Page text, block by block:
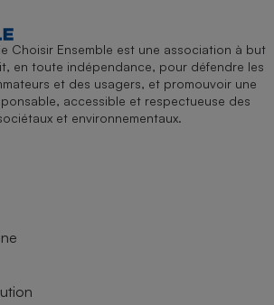
Choisir Ensemble est une association à but
en toute indépendance, pour défendre les
et des usagers, et promouvoir une
accessible et respectueuse des
et environnementaux.